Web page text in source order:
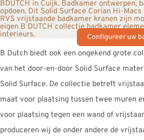
Configureer uw
B Dutchbiedt ook een ongekend grote
van het door-en-door Solid Surface
Solid Surface. De collectie betreft
maat voor plaatsing tussen twee muren
voor plaatsing tegen een wand of
produceren wij de onder andere de